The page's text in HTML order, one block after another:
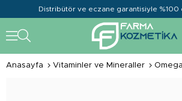
Distribütör ve eczane garantisiyle %100
Anasayfa Vitaminler ve Mineraller